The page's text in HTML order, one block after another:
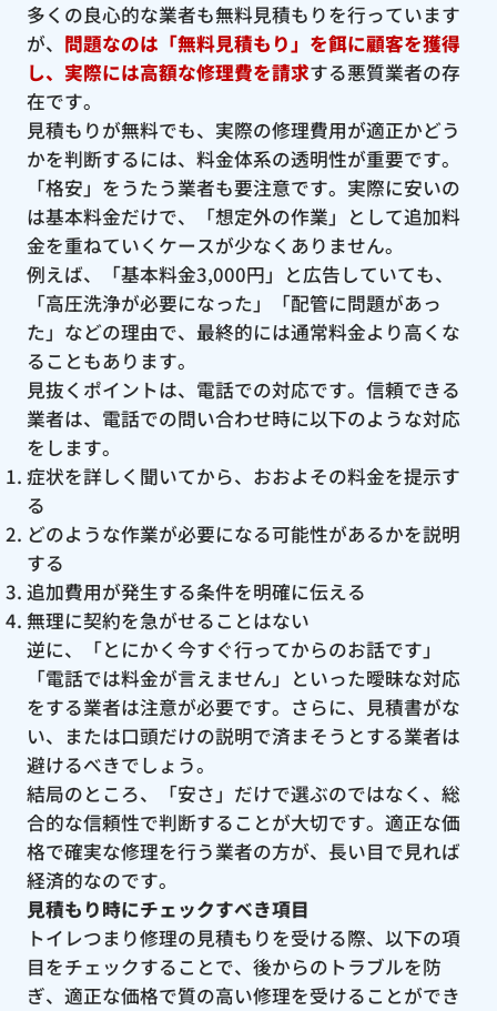
多くの良心的な業者も無料見積もりを行っています
が、 問題なのは「無料見積もり」を餌に顧客を獲得
し、実際には高額な修理費を請求する悪質業者の存
在です。
見積もりが無料でも、実際の修理費用が適正かどう
かを判断するには、料金体系の透明性が重要です。
「格安」をうたう業者も要注意です。実際に安いの
は基本料金だけで、「想定外の作業」として追加料
金を重ねていくケースが少なくありません。
例えば、「基本料金3,000円」と広告していても、
「高圧洗浄が必要になった」「配管に問題があっ
た」などの理由で、最終的には通常料金より高くな
ることもあります。
見抜くポイントは、電話での対応です。信頼できる
業者は、電話での問い合わせ時に以下のような対応
をします。
症状を詳しく聞いてから、おおよその料金を提示す
る
どのような作業が必要になる可能性があるかを説明
する
追加費用が発生する条件を明確に伝える
無理に契約を急がせることはない
逆に、「とにかく今すぐ行ってからのお話です」
「電話では料金が言えません」といった曖昧な対応
をする業者は注意が必要です。さらに、見積書がな
い、または口頭だけの説明で済まそうとする業者は
避けるべきでしょう。
結局のところ、「安さ」だけで選ぶのではなく、総
合的な信頼性で判断することが大切です。適正な価
格で確実な修理を行う業者の方が、長い目で見れば
経済的なのです。
見積もり時にチェックすべき項目
トイレつまり修理の見積もりを受ける際、以下の項
目をチェックすることで、後からのトラブルを防
ぎ、適正な価格で質の高い修理を受けることができ